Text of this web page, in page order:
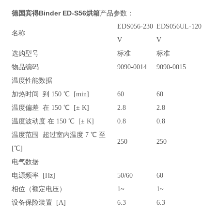
德国宾得Binder ED-S56烘箱产品参数：
名称
EDS056-230
V
EDS056UL-120
V
选购型号
标准
标准
物品编码
9090-0014
9090-0015
温度性能数据
加热时间 到 150 ℃ [min]
60
60
温度偏差 在 150 ℃ [± K]
2.8
2.8
温度波动度 在 150 ℃ [± K]
0.8
0.8
温度范围 超过室内温度 7 ℃ 至
[℃]
250 250
电气数据
电源频率 [Hz]
50/60
60
相位（额定电压）
1~
1~
设备保险装置 [A]
6.3
6.3